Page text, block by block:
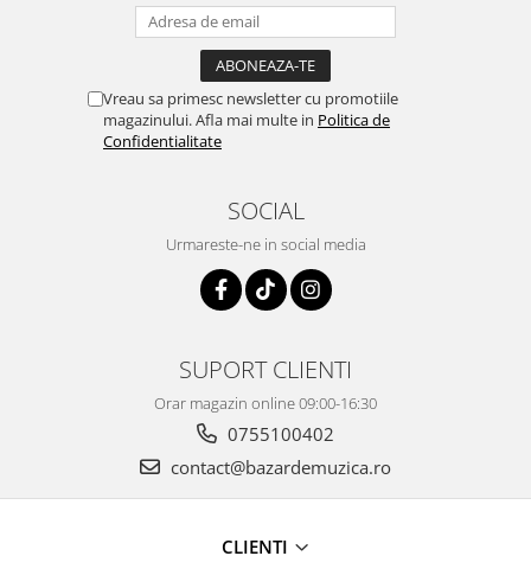
Vreau sa primesc newsletter cu promotiile
magazinului. Afla mai multe in Politica de
Confidentialitate
SOCIAL
Urmareste-ne in social media
SUPORT CLIENTI
Orar magazin online 09:00-16:30
0755100402
contact@bazardemuzica.ro
CLIENTI